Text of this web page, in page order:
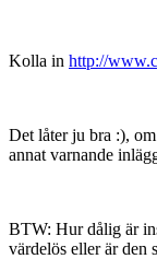
Kolla in http://
Det låter ju bra :),
annat varnande
BTW: Hur dålig är
värdelös eller är den